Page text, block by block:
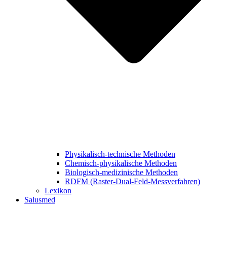
Physikalisch-technische Methoden
Chemisch-physikalische Methoden
Biologisch-medizinische Methoden
RDFM (Raster-Dual-Feld-Messverfahren)
Lexikon
Salusmed